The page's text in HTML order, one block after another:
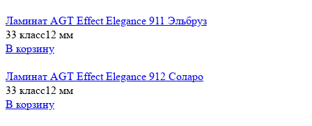
Ламинат AGT Effect Elegance 911 Эльбруз
33 класс12 мм
В корзину
Ламинат AGT Effect Elegance 912 Соларо
33 класс12 мм
В корзину